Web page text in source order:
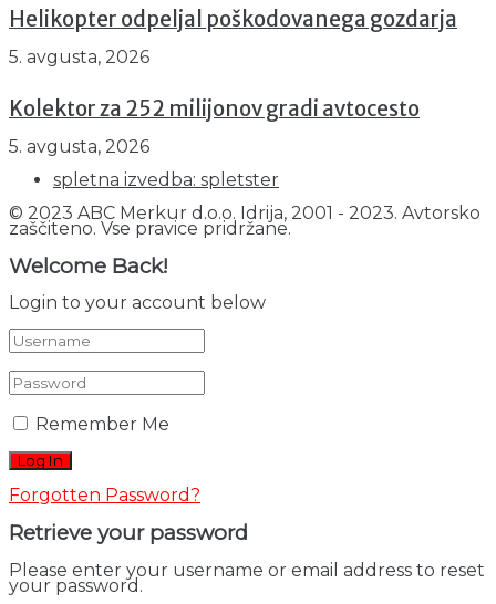
Helikopter odpeljal poškodovanega gozdarja
5. avgusta, 2026
Kolektor za 252 milijonov gradi avtocesto
5. avgusta, 2026
spletna izvedba: spletster
© 2023 ABC Merkur d.o.o. Idrija, 2001 - 2023. Avtorsko
zaščiteno. Vse pravice pridržane.
Welcome Back!
Login to your account below
Remember Me
Forgotten Password?
Retrieve your password
Please enter your username or email address to reset
your password.